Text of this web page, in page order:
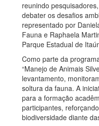
reunindo
debater os desafios
representado por
Fauna e Raphaela
Parque Estadual de
Como parte da
“Manejo de Animais
levantamento,
soltura da fauna. A
para a formação
participantes,
biodiversidade diante